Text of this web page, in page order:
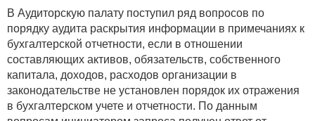
В Аудиторскую палату поступил ряд вопросов по
порядку аудита раскрытия информации в примечаниях к
бухгалтерской отчетности, если в отношении
составляющих активов, обязательств, собственного
капитала, доходов, расходов организации в
законодательстве не установлен порядок их отражения
в бухгалтерском учете и отчетности. По данным